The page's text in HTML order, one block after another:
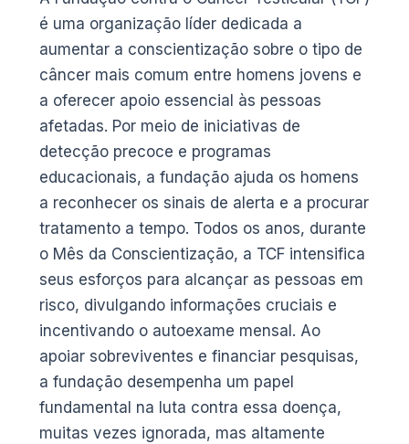
é uma organização líder dedicada a
aumentar a conscientização sobre o tipo de
câncer mais comum entre homens jovens e
a oferecer apoio essencial às pessoas
afetadas. Por meio de iniciativas de
detecção precoce e programas
educacionais, a fundação ajuda os homens
a reconhecer os sinais de alerta e a procurar
tratamento a tempo. Todos os anos, durante
o Mês da Conscientização, a TCF intensifica
seus esforços para alcançar as pessoas em
risco, divulgando informações cruciais e
incentivando o autoexame mensal. Ao
apoiar sobreviventes e financiar pesquisas,
a fundação desempenha um papel
fundamental na luta contra essa doença,
muitas vezes ignorada, mas altamente